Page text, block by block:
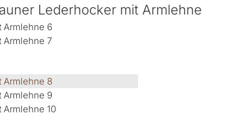
Lederhocker mit Armlehne